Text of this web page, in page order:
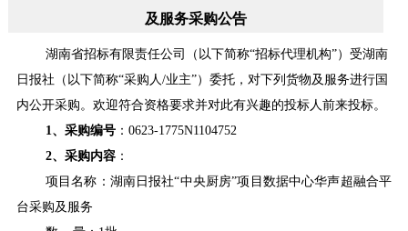
及服务采购公告
湖南省招标有限责任公司（以下简称“招标代理机构”）受湖南
日报社（以下简称“采购人/业主”）委托，对下列货物及服务进行国
内公开采购。欢迎符合资格要求并对此有兴趣的投标人前来投标。
1 、采购编号：0623-1775N1104752
2、采购内容：
项目名称：湖南日报社“中央厨房”项目数据中心华声超融合平
台采购及服务